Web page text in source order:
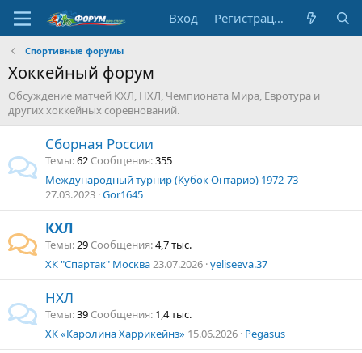
Вход Регистрация
Спортивные форумы
Хоккейный форум
Обсуждение матчей КХЛ, НХЛ, Чемпионата Мира, Евротура и
других хоккейных соревнований.
Сборная России
Темы 62 Сообщения 355
Международный турнир (Кубок Онтарио) 1972-73
27.03.2023 Gor1645
КХЛ
Темы 29 Сообщения 4,7 тыс.
ХК "Спартак" Москва23.07.2026 yeliseeva.37
НХЛ
Темы 39 Сообщения 1,4 тыс.
ХК «Каролина Харрикейнз» 15.06.2026 Pegasus